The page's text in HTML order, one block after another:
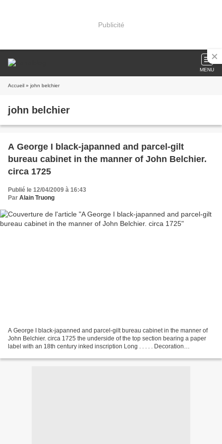
Publicité
MENU
Accueil » john belchier
john belchier
A George I black-japanned and parcel-gilt
bureau cabinet in the manner of John Belchier.
circa 1725
Publié le 12/04/2009 à 16:43
Par Alain Truong
A George I black-japanned and parcel-gilt bureau cabinet in the manner of
John Belchier. circa 1725 the underside of the top section bearing a paper
label with an 18th century inked inscription Long . . . . . Decoration